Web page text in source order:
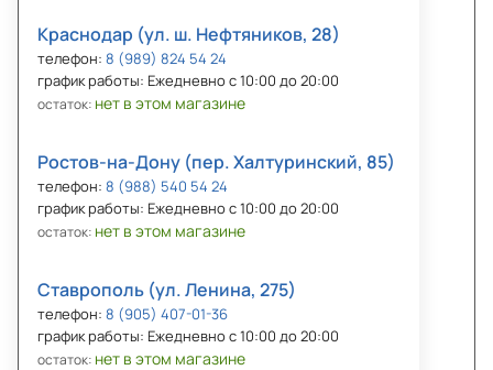
Краснодар (ул. ш. Нефтяников, 28)
телефон: 8 (989) 824 54 24
график работы: Ежедневно с 10:00 до 20:00
остаток: нет в этом магазине
Ростов-на-Дону (пер. Халтуринский, 85)
телефон: 8 (988) 540 54 24
график работы: Ежедневно с 10:00 до 20:00
остаток: нет в этом магазине
Ставрополь (ул. Ленина, 275)
телефон: 8 (905) 407-01-36
график работы: Ежедневно с 10:00 до 20:00
остаток: нет в этом магазине